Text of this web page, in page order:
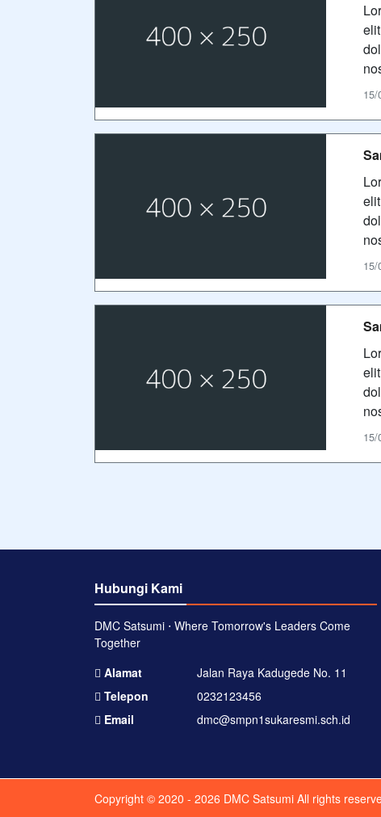
Hubungi Kami
DMC Satsumi ⋅ Where Tomorrow's Leaders Come
Together
Alamat
Jalan Raya Kadugede No. 11
Telepon
0232123456
Email
dmc@smpn1sukaresmi.sch.id
Copyright © 2020 - 2026 DMC Satsumi All rights